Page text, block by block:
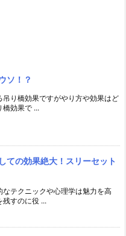
ソ！？
吊り橋効果ですがやり方や効果はど
橋効果で ...
ての効果絶大！スリーセット
なテクニックや心理学は魅力を高
すのに役 ...